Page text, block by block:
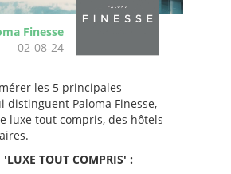
Finesse
02-08-24
les 5 principales
distinguent Paloma Finesse,
luxe tout compris, des hôtels
'LUXE TOUT COMPRIS' :